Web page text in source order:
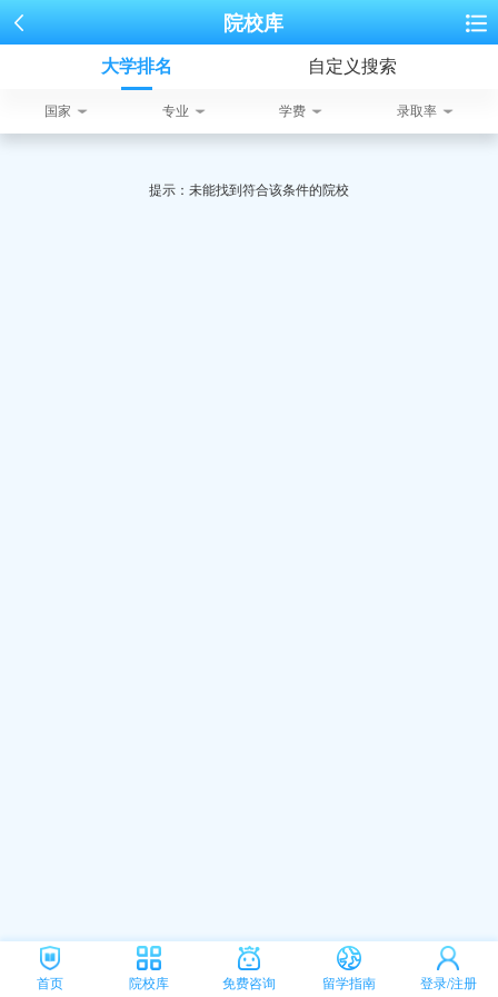
院校库
大学排名 自定义搜索
国家 专业 学费 录取率
提示：未能找到符合该条件的院校
首页 院校库 免费咨询 留学指南 登录/注册